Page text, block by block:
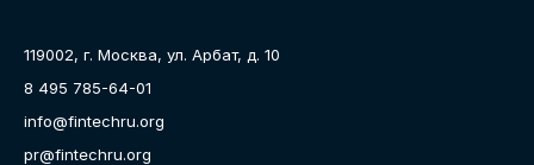
Карьера
Контакты
Документы
119002, г. Москва, ул. Арбат, д. 10
8 495 785-64-01
info@fintechru.org
pr@fintechru.org